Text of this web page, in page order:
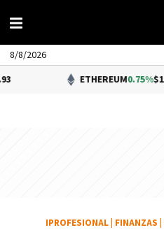
8/8/2026
ETHEREUM 0.75%$1,914.05
IPROFESIONAL FINANZAS